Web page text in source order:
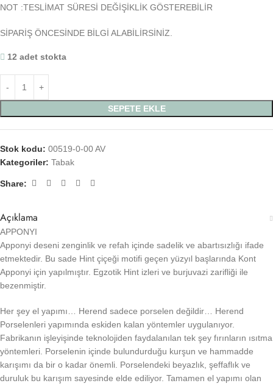
NOT :TESLİMAT SÜRESİ DEĞİŞİKLİK GÖSTEREBİLİR
SİPARİŞ ÖNCESİNDE BİLGİ ALABİLİRSİNİZ.
12 adet stokta
SEPETE EKLE
Stok kodu: 00519-0-00 AV
Kategoriler: Tabak
Share:
Açıklama
APPONYI
Apponyi deseni zenginlik ve refah içinde sadelik ve abartısızlığı ifade
etmektedir. Bu sade Hint çiçeği motifi geçen yüzyıl başlarında Kont
Apponyi için yapılmıştır. Egzotik Hint izleri ve burjuvazi zarifliği ile
bezenmiştir.
Her şey el yapımı… Herend sadece porselen değildir… Herend
Porselenleri yapımında eskiden kalan yöntemler uygulanıyor.
Fabrikanın işleyişinde teknolojiden faydalanılan tek şey fırınların ısıtma
yöntemleri. Porselenin içinde bulundurduğu kurşun ve hammadde
karışımı da bir o kadar önemli. Porselendeki beyazlık, şeffaflık ve
duruluk bu karışım sayesinde elde ediliyor. Tamamen el yapımı olan